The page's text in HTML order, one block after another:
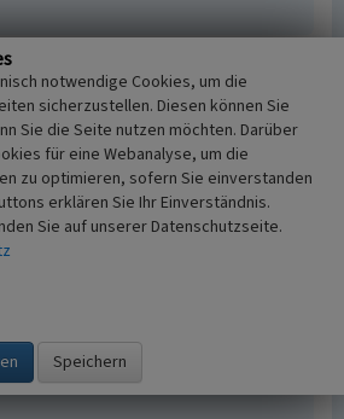
(Weilrod / Rod an der
Landeskunde
als 1:20.000)
notwendige Cookies, um die
sicherzustellen. Diesen können Sie
Sie die Seite nutzen möchten. Darüber
für eine Webanalyse, um die
zu optimieren, sofern Sie einverstanden
erklären Sie Ihr Einverständnis.
Sie auf unserer Datenschutzseite.